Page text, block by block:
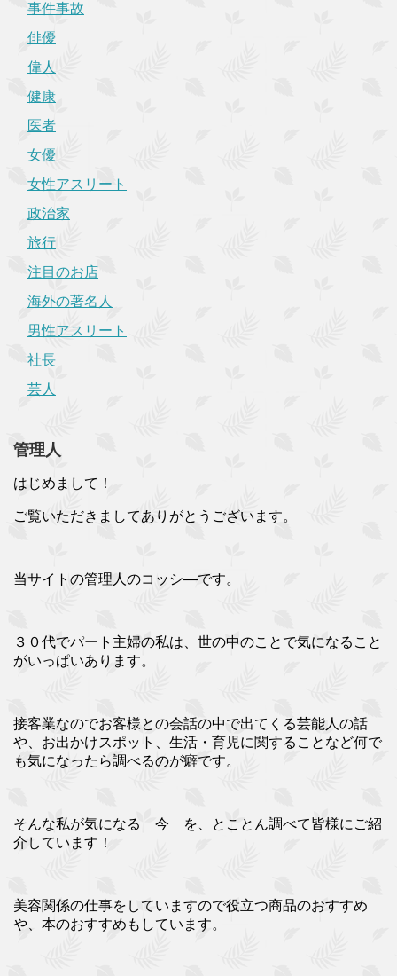
事件事故
俳優
偉人
健康
医者
女優
女性アスリート
政治家
旅行
注目のお店
海外の著名人
男性アスリート
社長
芸人
管理人
はじめまして！
ご覧いただきましてありがとうございます。
当サイトの管理人のコッシ―です。
３０代でパート主婦の私は、世の中のことで気になること
がいっぱいあります。
接客業なのでお客様との会話の中で出てくる芸能人の話
や、お出かけスポット、生活・育児に関することなど何で
も気になったら調べるのが癖です。
そんな私が気になる 今 を、とことん調べて皆様にご紹
介しています！
美容関係の仕事をしていますので役立つ商品のおすすめ
や、本のおすすめもしています。